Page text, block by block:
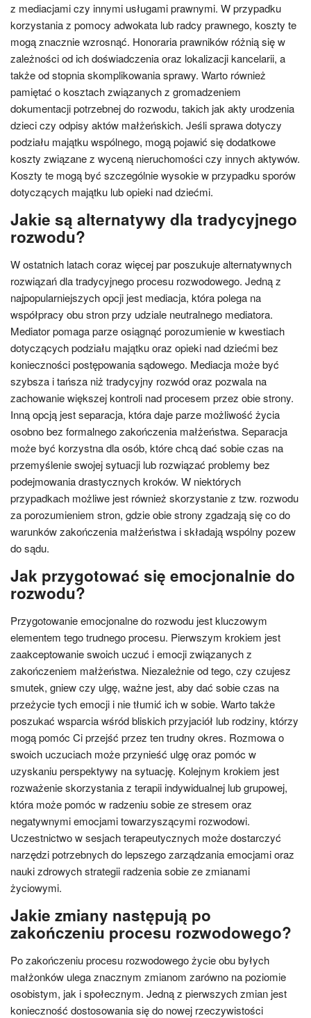
z mediacjami czy innymi usługami prawnymi. W przypadku
korzystania z pomocy adwokata lub radcy prawnego, koszty te
mogą znacznie wzrosnąć. Honoraria prawników różnią się w
zależności od ich doświadczenia oraz lokalizacji kancelarii, a
także od stopnia skomplikowania sprawy. Warto również
pamiętać o kosztach związanych z gromadzeniem
dokumentacji potrzebnej do rozwodu, takich jak akty urodzenia
dzieci czy odpisy aktów małżeńskich. Jeśli sprawa dotyczy
podziału majątku wspólnego, mogą pojawić się dodatkowe
koszty związane z wyceną nieruchomości czy innych aktywów.
Koszty te mogą być szczególnie wysokie w przypadku sporów
dotyczących majątku lub opieki nad dziećmi.
Jakie są alternatywy dla tradycyjnego
rozwodu?
W ostatnich latach coraz więcej par poszukuje alternatywnych
rozwiązań dla tradycyjnego procesu rozwodowego. Jedną z
najpopularniejszych opcji jest mediacja, która polega na
współpracy obu stron przy udziale neutralnego mediatora.
Mediator pomaga parze osiągnąć porozumienie w kwestiach
dotyczących podziału majątku oraz opieki nad dziećmi bez
konieczności postępowania sądowego. Mediacja może być
szybsza i tańsza niż tradycyjny rozwód oraz pozwala na
zachowanie większej kontroli nad procesem przez obie strony.
Inną opcją jest separacja, która daje parze możliwość życia
osobno bez formalnego zakończenia małżeństwa. Separacja
może być korzystna dla osób, które chcą dać sobie czas na
przemyślenie swojej sytuacji lub rozwiązać problemy bez
podejmowania drastycznych kroków. W niektórych
przypadkach możliwe jest również skorzystanie z tzw. rozwodu
za porozumieniem stron, gdzie obie strony zgadzają się co do
warunków zakończenia małżeństwa i składają wspólny pozew
do sądu.
Jak przygotować się emocjonalnie do
rozwodu?
Przygotowanie emocjonalne do rozwodu jest kluczowym
elementem tego trudnego procesu. Pierwszym krokiem jest
zaakceptowanie swoich uczuć i emocji związanych z
zakończeniem małżeństwa. Niezależnie od tego, czy czujesz
smutek, gniew czy ulgę, ważne jest, aby dać sobie czas na
przeżycie tych emocji i nie tłumić ich w sobie. Warto także
poszukać wsparcia wśród bliskich przyjaciół lub rodziny, którzy
mogą pomóc Ci przejść przez ten trudny okres. Rozmowa o
swoich uczuciach może przynieść ulgę oraz pomóc w
uzyskaniu perspektywy na sytuację. Kolejnym krokiem jest
rozważenie skorzystania z terapii indywidualnej lub grupowej,
która może pomóc w radzeniu sobie ze stresem oraz
negatywnymi emocjami towarzyszącymi rozwodowi.
Uczestnictwo w sesjach terapeutycznych może dostarczyć
narzędzi potrzebnych do lepszego zarządzania emocjami oraz
nauki zdrowych strategii radzenia sobie ze zmianami
życiowymi.
Jakie zmiany następują po
zakończeniu procesu rozwodowego?
Po zakończeniu procesu rozwodowego życie obu byłych
małżonków ulega znacznym zmianom zarówno na poziomie
osobistym, jak i społecznym. Jedną z pierwszych zmian jest
konieczność dostosowania się do nowej rzeczywistości